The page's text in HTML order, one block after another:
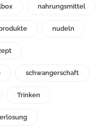
nahrungsmittel
nudeln
schwangerschaft
Trinken